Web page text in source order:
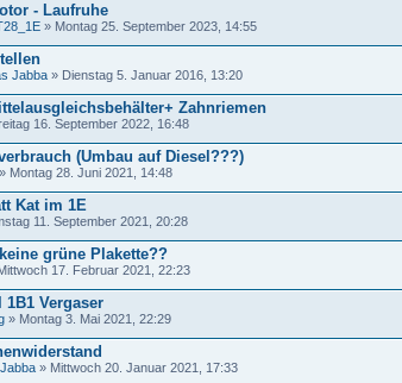
- Laufruhe
» Montag 25. September 2023, 14:55
Jabba » Dienstag 5. Januar 2016, 13:20
Zahnriemen
16. September 2022, 16:48
(Umbau auf Diesel???)
» Montag 28. Juni 2021, 14:48
Kat im 1E
11. September 2021, 20:28
grüne Plakette??
17. Februar 2021, 22:23
Vergaser
» Montag 3. Mai 2021, 22:29
» Mittwoch 20. Januar 2021, 17:33